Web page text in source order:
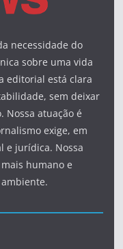
necessidade do
sobre uma vida
editorial está clara
sem deixar
Nossa atuação é
exige, em
e jurídica. Nossa
humano e